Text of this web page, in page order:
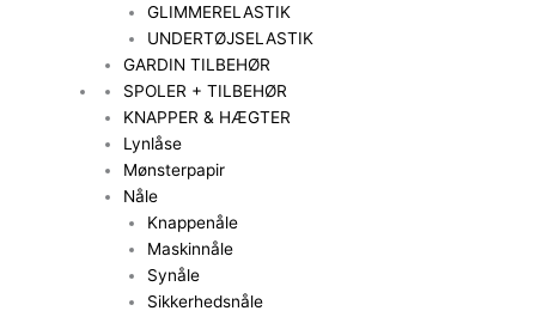
GLIMMERELASTIK
UNDERTØJSELASTIK
GARDIN TILBEHØR
SPOLER + TILBEHØR
KNAPPER & HÆGTER
Lynlåse
Mønsterpapir
Nåle
Knappenåle
Maskinnåle
Synåle
Sikkerhedsnåle